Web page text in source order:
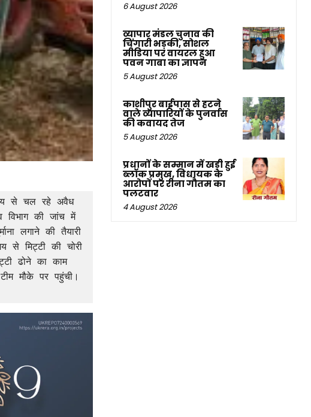
से चल रहे अवैध
विभाग की जांच में
लगाने की तैयारी
से मिट्टी की चोरी
ढोने का काम
मौके पर पहुंची।
6 August 2026
व्यापार मंडल चुनाव की
चिंगारी भड़की, सोशल
मीडिया पर वायरल हुआ
पवन गाबा का ज्ञापन
5 August 2026
काशीपुर बाईपास से हटने
वाले व्यापारियों के पुनर्वास
की कवायद तेज
5 August 2026
प्रधानों के सम्मान में खड़ी हुई
ब्लॉक प्रमुख, विधायक के
आरोपों पर रीना गौतम का
पलटवार
4 August 2026